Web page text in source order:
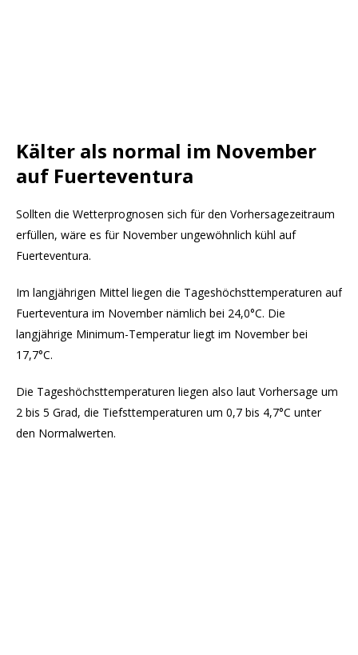
Kälter als normal im November
auf Fuerteventura
Sollten die Wetterprognosen sich für den Vorhersagezeitraum
erfüllen, wäre es für November ungewöhnlich kühl auf
Fuerteventura.
Im langjährigen Mittel liegen die Tageshöchsttemperaturen auf
Fuerteventura im November nämlich bei 24,0°C. Die
langjährige Minimum-Temperatur liegt im November bei
17,7°C.
Die Tageshöchsttemperaturen liegen also laut Vorhersage um
2 bis 5 Grad, die Tiefsttemperaturen um 0,7 bis 4,7°C unter
den Normalwerten.